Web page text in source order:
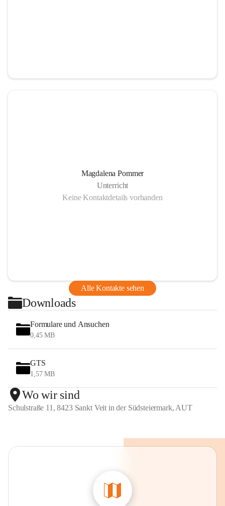
Magdalena Pommer
Unterricht
Keine Kontaktdetails vorhanden
Alle Kontakte sehen
Downloads
Formulare und Ansuchen
0,45 MB
GTS
1,57 MB
Wo wir sind
Schulstraße 11, 8423 Sankt Veit in der Südsteiermark, AUT